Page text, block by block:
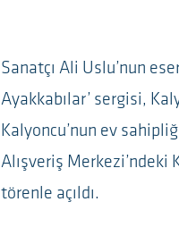
Sanatçı Ali Uslu’nun
Ayakkabılar’ sergisi,
Kalyoncu’nun ev
Alışveriş Merkezi’ndeki
törenle açıldı.